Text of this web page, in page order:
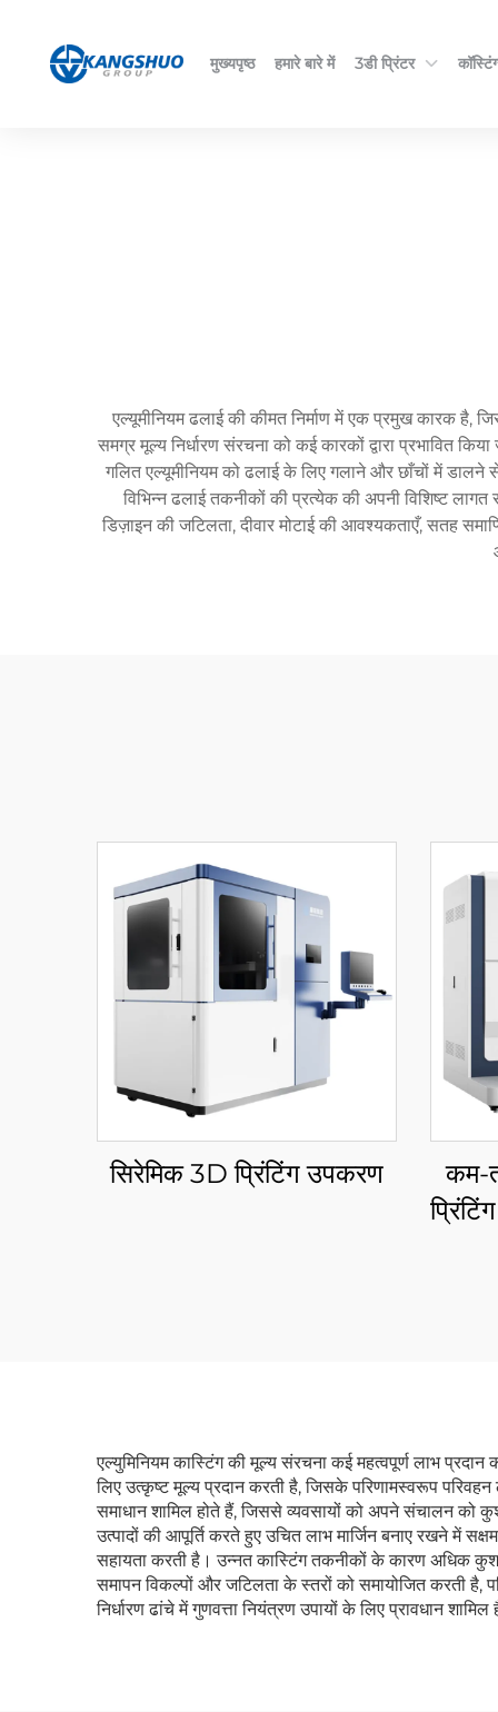
मुख्यपृष्ठ हमारे बारे में 3डी प्रिंटर
एल्यूमीनियम ढलाई की कीमत निर्माण में एक प्रमुख कारक है,
समग्र मूल्य निर्धारण संरचना को कई कारकों द्वारा प्रभावित
गलित एल्यूमीनियम को ढलाई के लिए गलाने और छाँचों में डालने
विभिन्न ढलाई तकनीकों की प्रत्येक की अपनी विशिष्ट
डिज़ाइन की जटिलता, दीवार मोटाई की आवश्यकताएँ, सतह
सिरेमिक 3D प्रिंटिंग उपकरण
कम-
एल्युमिनियम कास्टिंग की मूल्य संरचना कई महत्वपूर्ण लाभ
लिए उत्कृष्ट मूल्य प्रदान करती है, जिसके परिणामस्वरूप
समाधान शामिल होते हैं, जिससे व्यवसायों को अपने संचालन को
उत्पादों की आपूर्ति करते हुए उचित लाभ मार्जिन बनाए रखने में
सहायता करती है। उन्नत कास्टिंग तकनीकों के कारण अधिक
समापन विकल्पों और जटिलता के स्तरों को समायोजित करती है,
निर्धारण ढांचे में गुणवत्ता नियंत्रण उपायों के लिए प्रावधान